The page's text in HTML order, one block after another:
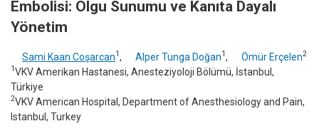
Embolisi: Olgu Sunumu ve Kanıta Dayalı
Yönetim
Sami Kaan Coşarcan1 , Alper Tunga Doğan1 , Ömür Erçelen2
1 VKV Amerikan Hastanesi, Anesteziyoloji Bölümü, İstanbul,
Türkiye
2VKV American Hospital, Department of Anesthesiology and Pain,
Istanbul, Turkey